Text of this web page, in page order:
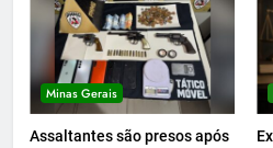
Minas Gerais
Assaltantes são presos após